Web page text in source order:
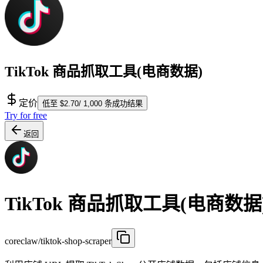
TikTok 商品抓取工具(电商数据)
定价 低至 $2.70/ 1,000 条成功结果
Try for free
返回
TikTok 商品抓取工具(电商数
coreclaw/tiktok-shop-scraper